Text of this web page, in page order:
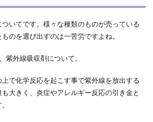
いてです。様々な種類のものが売っている
のを選び出すのは一苦労ですよね。
紫外線吸収剤について。
で化学反応を起こす事で紫外線を放出する
大きく、炎症やアレルギー反応の引き金と